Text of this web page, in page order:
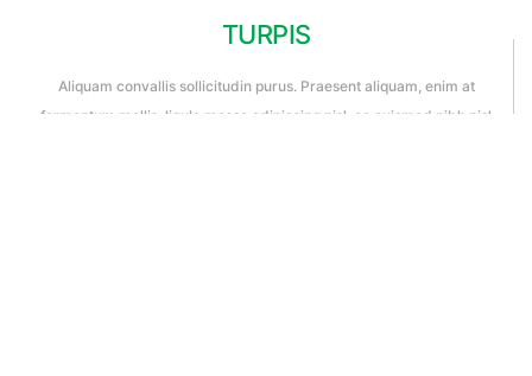
TURPIS
Aliquam convallis sollicitudin purus. Praesent aliquam, enim at
fermentum mollis, ligula massa adipiscing nisl, ac euismod nibh nisl